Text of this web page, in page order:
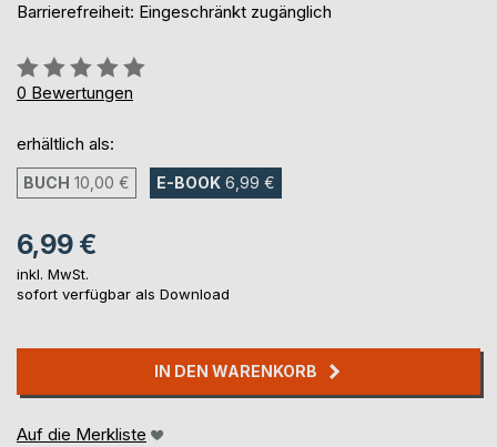
Barrierefreiheit: Eingeschränkt zugänglich
Bewertung::
0%
0 Bewertungen
erhältlich als:
BUCH 10,00 € E-BOOK 6,99 €
6,99 €
inkl. MwSt.
sofort verfügbar als Download
IN DEN WARENKORB
Auf die Merkliste